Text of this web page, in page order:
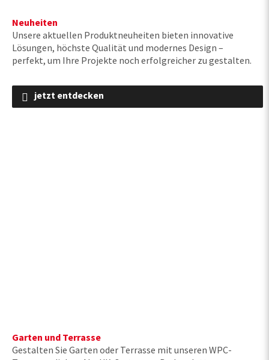
Neuheiten
Unsere aktuellen Produktneuheiten bieten innovative
Lösungen, höchste Qualität und modernes Design –
perfekt, um Ihre Projekte noch erfolgreicher zu gestalten.
jetzt entdecken
Garten und Terrasse
Gestalten Sie Garten oder Terrasse mit unseren WPC-